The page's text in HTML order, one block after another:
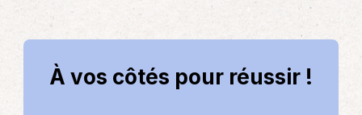
À vos côtés pour réussir !